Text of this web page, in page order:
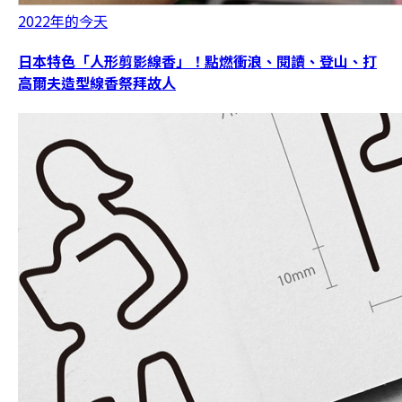
2022年的今天
日本特色「人形剪影線香」！點燃衝浪、閱讀、登山、打
高爾夫造型線香祭拜故人